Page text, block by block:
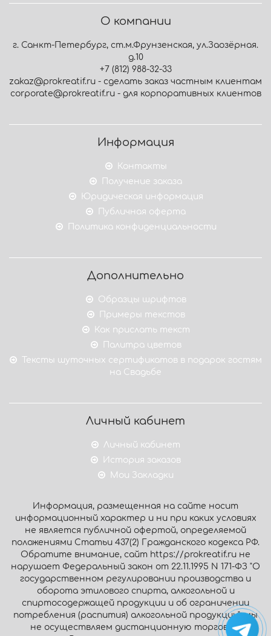
О компании
г. Санкт-Петербург, ст.м.Фрунзенская, ул.Заозёрная.
д.10
+7 (812) 988-32-33
zakaz@prokreatif.ru - сделать заказ частным клиентам
corporate@prokreatif.ru - для корпоративных клиентов
Информация
Контакты
Получение заказа
Юридическая информация
Публичная оферта
Политика конфиденциальности
Дополнительно
Образцы шрифтов
Примеры текстов
Как прислать текст
Палитра цветов
Тексты шуточных сертификатов в подарок гостям
на Свадьбе
Личный кабинет
Личный кабинет
История заказов
Мои Закладки
Информация, размещенная на сайте носит
информационный характер и ни при каких условиях
не является публичной офертой, определяемой
положениями Статьи 437(2) Гражданского кодекса РФ.
Обратите внимание, сайт https://prokreatif.ru не
нарушает Федеральный закон от 22.11.1995 N 171-ФЗ "О
государственном регулировании производства и
оборота этилового спирта, алкогольной и
спиртосодержащей продукции и об ограничении
потребления (распития) алкогольной продукции": мы
не осуществляем дистанционную торговлю